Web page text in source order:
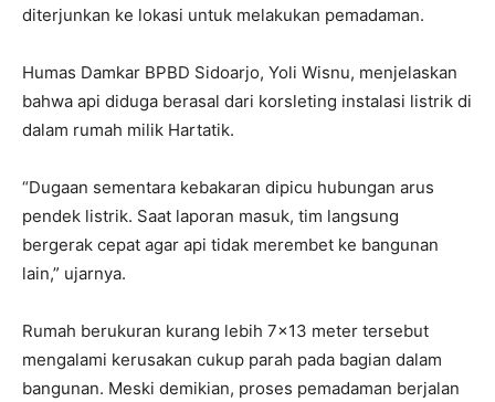
diterjunkan ke lokasi untuk melakukan pemadaman.
Humas Damkar BPBD Sidoarjo, Yoli Wisnu, menjelaskan
bahwa api diduga berasal dari korsleting instalasi listrik di
dalam rumah milik Hartatik.
“Dugaan sementara kebakaran dipicu hubungan arus
pendek listrik. Saat laporan masuk, tim langsung
bergerak cepat agar api tidak merembet ke bangunan
lain,” ujarnya.
Rumah berukuran kurang lebih 7×13 meter tersebut
mengalami kerusakan cukup parah pada bagian dalam
bangunan. Meski demikian, proses pemadaman berjalan